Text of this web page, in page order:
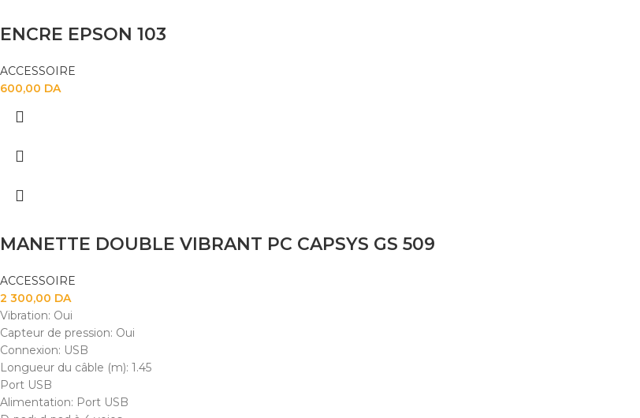
ENCRE EPSON 103
ACCESSOIRE
600,00 DA
MANETTE DOUBLE VIBRANT PC CAPSYS GS 509
ACCESSOIRE
2 300,00 DA
Vibration: Oui
Capteur de pression: Oui
Connexion: USB
Longueur du câble (m): 1.45
Port USB
Alimentation: Port USB